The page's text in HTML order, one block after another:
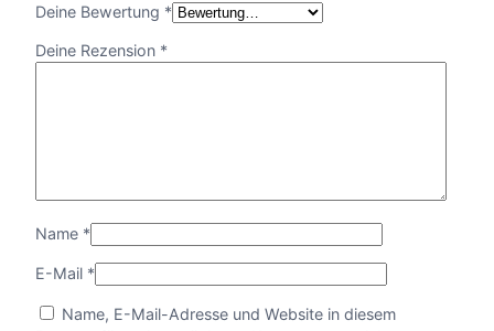
Deine Bewertung *
Deine Rezension *
Name *
E-Mail *
Name, E-Mail-Adresse und Website in diesem